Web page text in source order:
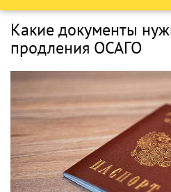
Какие документы
продления ОСАГО